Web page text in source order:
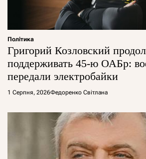
Політика
Григорий Козловский
поддерживать 45-ю ОАБр:
передали электробайки
1 Серпня, 2026Федоренко Світлана